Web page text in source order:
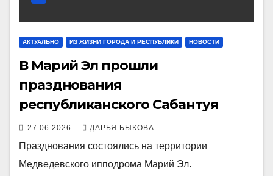
АКТУАЛЬНО ИЗ ЖИЗНИ ГОРОДА И РЕСПУБЛИКИ НОВОСТИ
В Марий Эл прошли
празднования
республиканского Сабантуя
27.06.2026 ДАРЬЯ БЫКОВА
Празднования состоялись на территории
Медведевского ипподрома Марий Эл.